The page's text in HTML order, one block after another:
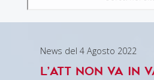
News del 4 Agosto 2022
L’ATT non va in